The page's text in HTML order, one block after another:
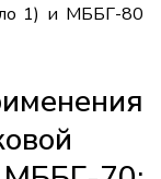
1) и МББГ-80